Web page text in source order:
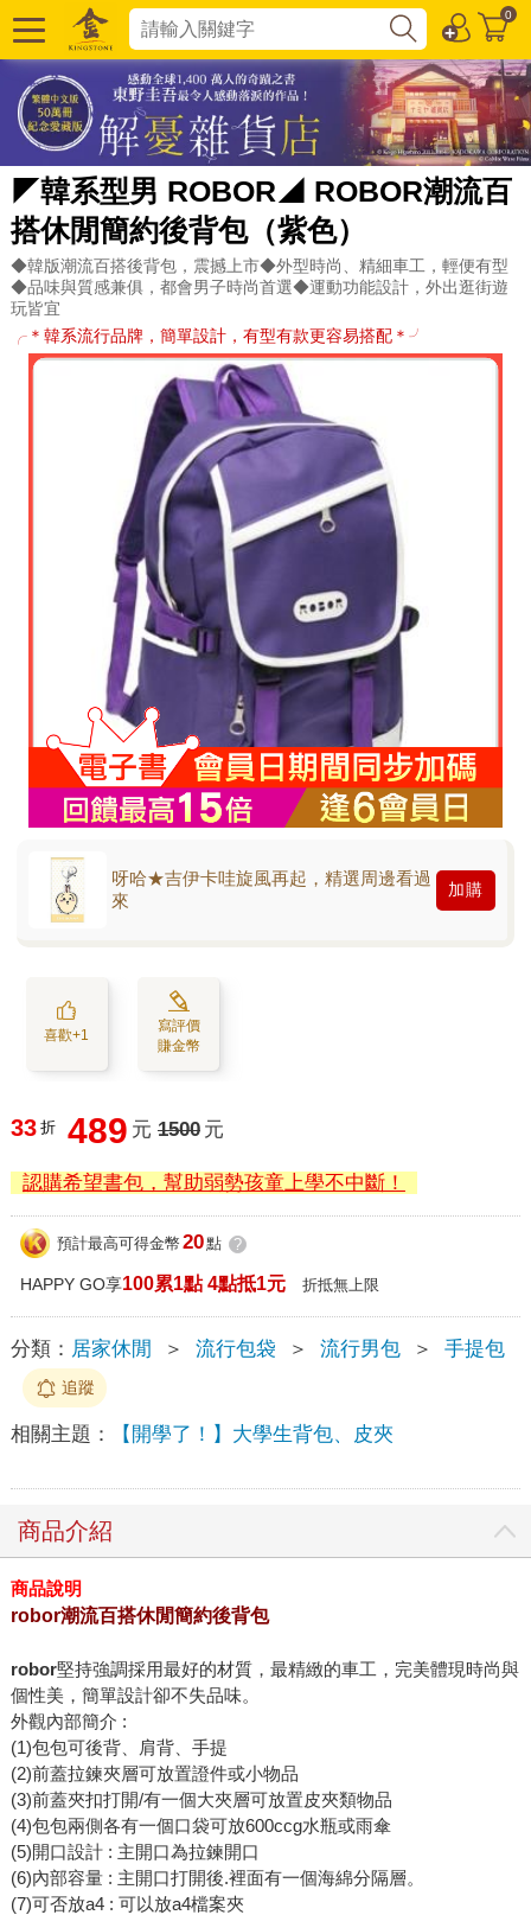
0
◤韓系型男 ROBOR◢ ROBOR潮流百
搭休閒簡約後背包（紫色）
◆韓版潮流百搭後背包，震撼上市◆外型時尚、精細車工，輕便有型
◆品味與質感兼俱，都會男子時尚首選◆運動功能設計，外出逛街遊
玩皆宜
╭＊韓系流行品牌，簡單設計，有型有款更容易搭配＊╯
呀哈★吉伊卡哇旋風再起，精選周邊看過
來
加購
喜歡+1
寫評價
賺金幣
33 折 489 元 1500 元
認購希望書包，幫助弱勢孩童上學不中斷！
預計最高可得金幣 20點 ?
HAPPY GO享100累1點 4點抵1元 折抵無上限
分類： 居家休閒 ＞ 流行包袋 ＞ 流行男包 ＞ 手提包
追蹤
相關主題： 【開學了！】大學生背包、皮夾
商品介紹
商品說明
robor潮流百搭休閒簡約後背包
robor堅持強調採用最好的材質，最精緻的車工，完美體現時尚與
個性美，簡單設計卻不失品味。
外觀內部簡介 :
(1)包包可後背、肩背、手提
(2)前蓋拉鍊夾層可放置證件或小物品
(3)前蓋夾扣打開/有一個大夾層可放置皮夾類物品
(4)包包兩側各有一個口袋可放600ccg水瓶或雨傘
(5)開口設計 : 主開口為拉鍊開口
(6)內部容量 : 主開口打開後.裡面有一個海綿分隔層。
(7)可否放a4 : 可以放a4檔案夾